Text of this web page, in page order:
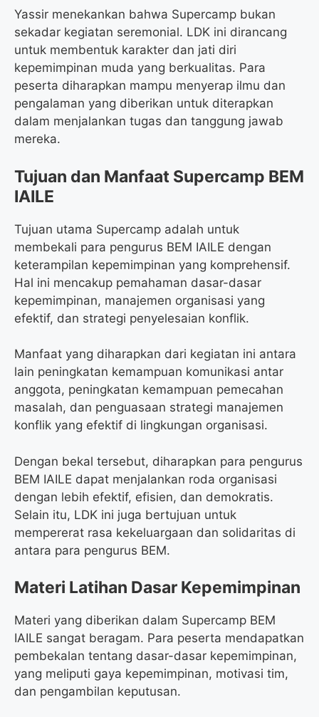
Yassir menekankan bahwa Supercamp bukan
sekadar kegiatan seremonial. LDK ini dirancang
untuk membentuk karakter dan jati diri
kepemimpinan muda yang berkualitas. Para
peserta diharapkan mampu menyerap ilmu dan
pengalaman yang diberikan untuk diterapkan
dalam menjalankan tugas dan tanggung jawab
mereka.
Tujuan dan Manfaat Supercamp BEM
IAILE
Tujuan utama Supercamp adalah untuk
membekali para pengurus BEM IAILE dengan
keterampilan kepemimpinan yang komprehensif.
Hal ini mencakup pemahaman dasar-dasar
kepemimpinan, manajemen organisasi yang
efektif, dan strategi penyelesaian konflik.
Manfaat yang diharapkan dari kegiatan ini antara
lain peningkatan kemampuan komunikasi antar
anggota, peningkatan kemampuan pemecahan
masalah, dan penguasaan strategi manajemen
konflik yang efektif di lingkungan organisasi.
Dengan bekal tersebut, diharapkan para pengurus
BEM IAILE dapat menjalankan roda organisasi
dengan lebih efektif, efisien, dan demokratis.
Selain itu, LDK ini juga bertujuan untuk
mempererat rasa kekeluargaan dan solidaritas di
antara para pengurus BEM.
Materi Latihan Dasar Kepemimpinan
Materi yang diberikan dalam Supercamp BEM
IAILE sangat beragam. Para peserta mendapatkan
pembekalan tentang dasar-dasar kepemimpinan,
yang meliputi gaya kepemimpinan, motivasi tim,
dan pengambilan keputusan.